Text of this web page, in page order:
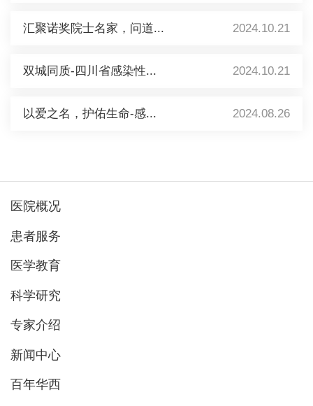
汇聚诺奖院士名家，问道... 2024.10.21
双城同质-四川省感染性... 2024.10.21
以爱之名，护佑生命-感... 2024.08.26
医院概况
患者服务
医学教育
科学研究
专家介绍
新闻中心
百年华西